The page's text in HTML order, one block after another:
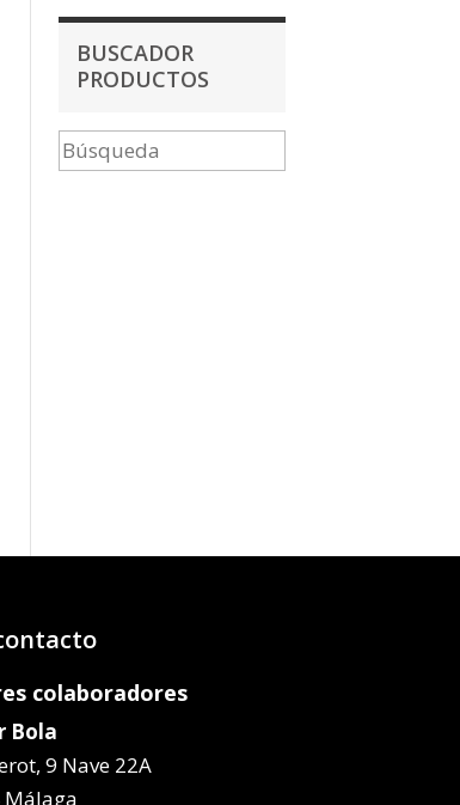
BUSCADOR
PRODUCTOS
colaboradores
Bola
9 Nave 22A
Málaga